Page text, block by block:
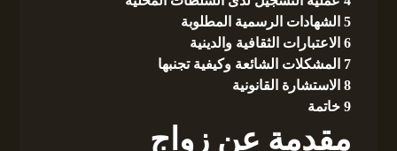
5 الشهادات الرسمية المطلوبة
6 الاعتبارات الثقافية والدينية
7 المشكلات الشائعة وكيفية تجنبها
8 الاستشارة القانونية
9 خاتمة
مقدمة عن زواج